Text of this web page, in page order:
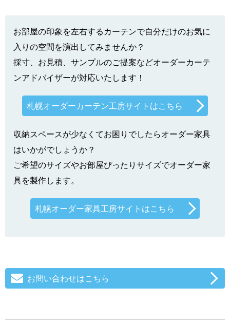
お部屋の印象を左右するカーテンで自分だけのお気に
入りの空間を演出してみませんか？
採寸、お見積、サンプルのご提案などオーダーカーテ
ンアドバイザーが対応いたします！
札幌オーダーカーテン工房サイトはこちら
収納スペースが少なくてお困りでしたらオーダー家具
はいかがでしょうか？
ご希望のサイズやお部屋ぴったりサイズでオーダー家
具を製作します。
札幌オーダー家具工房サイトはこちら
お問い合わせはこちら